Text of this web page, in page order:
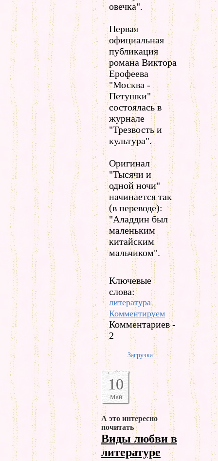
овечка".
Первая
официальная
публикация
романа Виктора
Ерофеева
"Москва -
Петушки"
состоялась в
журнале
"Трезвость и
культура".
Оригинал
"Тысячи и
одной ночи"
начинается так
(в переводе):
"Аладдин был
маленьким
китайским
мальчиком".
Ключевые
слова:
литература
Комментируем
Комментариев -
2
Загрузка...
10
Май
А это интересно
почитать
Виды любви в
литературе